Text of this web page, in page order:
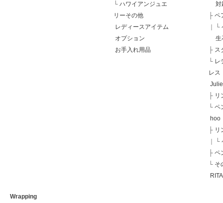
└ ハワイアンジュエ
リーその他
レディースアイテム
オプション
お手入れ用品
対
├ ペ
└
生
├ ス
└ レ
レス
├ リ
└ ペ
hoo
├ リ
└
├ ペ
└ そ
Wrapping